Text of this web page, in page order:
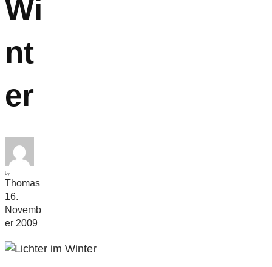
Wi
nt
er
by
Thomas
16.
Novemb
er 2009